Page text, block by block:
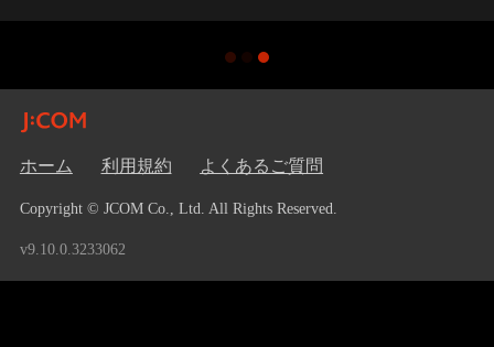
ホーム 利用規約 よくあるご質問
Copyright © JCOM Co., Ltd. All Rights Reserved.
v9.10.0.3233062